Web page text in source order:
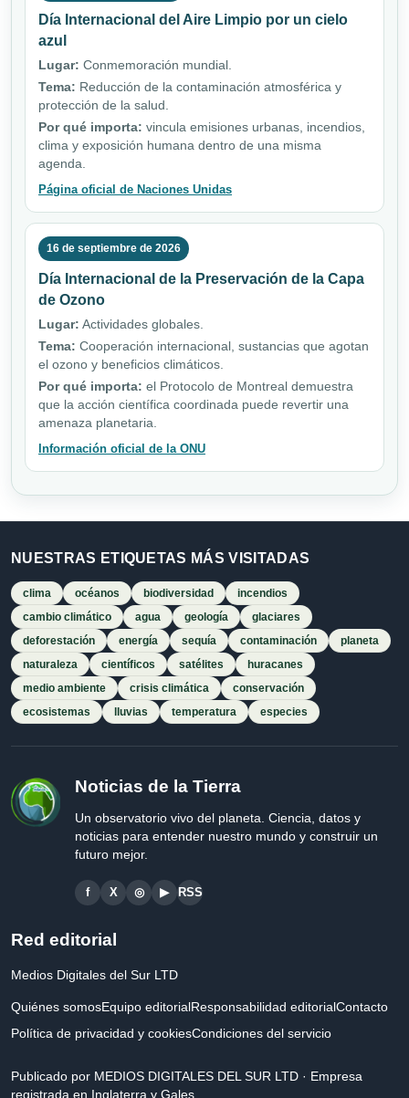
Día Internacional del Aire Limpio por un cielo
azul
Lugar: Conmemoración mundial.
Tema: Reducción de la contaminación atmosférica y
protección de la salud.
Por qué importa: vincula emisiones urbanas, incendios,
clima y exposición humana dentro de una misma
agenda.
Página oficial de Naciones Unidas
16 de septiembre de 2026
Día Internacional de la Preservación de la Capa
de Ozono
Lugar: Actividades globales.
Tema: Cooperación internacional, sustancias que agotan
el ozono y beneficios climáticos.
Por qué importa: el Protocolo de Montreal demuestra
que la acción científica coordinada puede revertir una
amenaza planetaria.
Información oficial de la ONU
NUESTRAS ETIQUETAS MÁS VISITADAS
clima océanos biodiversidad
incendios
cambio climático
agua geología
glaciares
deforestación
energía sequía contaminación
planeta
naturaleza
científicos satélites
huracanes
medio ambiente
crisis climática
conservación
ecosistemas
lluvias temperatura especies
Noticias de la Tierra
Un observatorio vivo del planeta. Ciencia, datos y
noticias para entender nuestro mundo y construir un
futuro mejor.
f X ◎ ▶ RSS
Red editorial
Medios Digitales del Sur LTD
Quiénes somosEquipo editorialResponsabilidad editorialContacto
Política de privacidad y cookiesCondiciones del servicio
Publicado por MEDIOS DIGITALES DEL SUR LTD · Empresa
registrada en Inglaterra y Gales.